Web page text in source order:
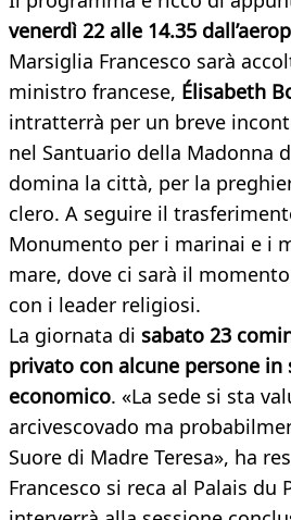
venerdì 22 alle 14.35
Marsiglia Francesco sarà
ministro francese, Élisabeth
intratterrà per un breve
nel Santuario della Madonna
domina la città, per la
clero. A seguire il
Monumento per i marinai e i
mare, dove ci sarà il
con i leader religiosi.
La giornata di sabato 23
privato con alcune persone
economico. «La sede si sta
arcivescovado ma
Suore di Madre Teresa», ha
Francesco si reca al Palais du